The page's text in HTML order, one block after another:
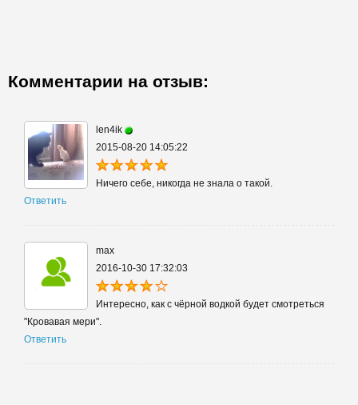
Комментарии на отзыв:
len4ik
2015-08-20 14:05:22
Ничего себе, никогда не знала о такой.
Ответить
max
2016-10-30 17:32:03
Интересно, как с чёрной водкой будет смотреться
"Кровавая мери".
Ответить